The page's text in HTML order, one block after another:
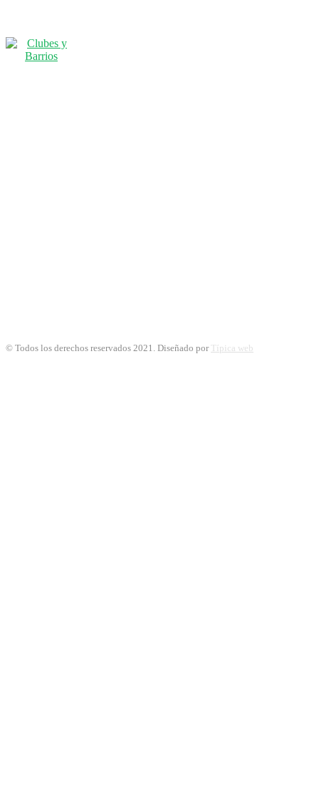
© Todos los derechos reservados 2021. Diseñado por Típica web